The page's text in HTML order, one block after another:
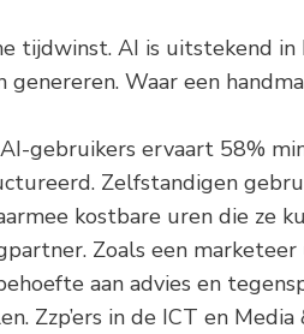
tijdwinst. AI is uitstekend
Waar een
gebruikers ervaart 58%
Zelfstandigen
kostbare uren die ze
Zoals een
aan advies en
Zzp’ers in de ICT en